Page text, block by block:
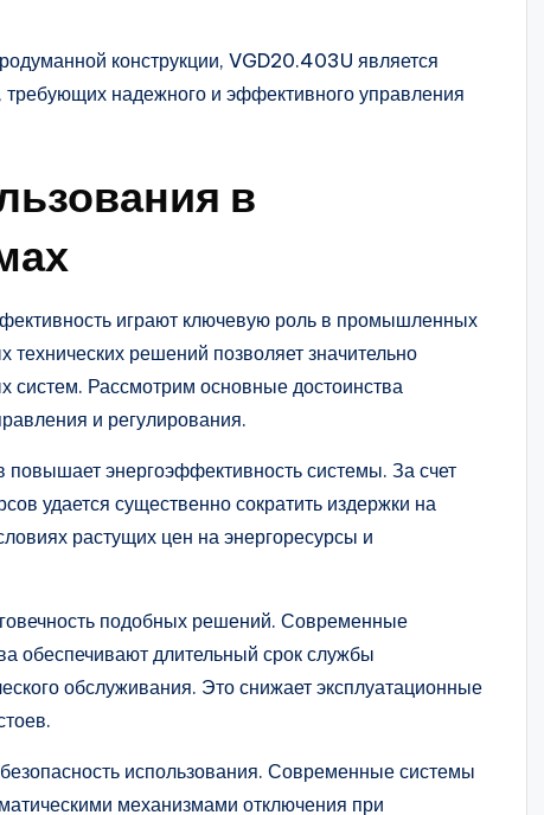
конструкции, VGD20.403U является
надежного и эффективного управления
в
играют ключевую роль в промышленных
решений позволяет значительно
систем. Рассмотрим основные достоинства
и регулирования.
повышает энергоэффективность системы. За счет
удается существенно сократить издержки на
растущих цен на энергоресурсы и
подобных решений. Современные
обеспечивают длительный срок службы
обслуживания. Это снижает эксплуатационные
использования. Современные системы
механизмами отключения при